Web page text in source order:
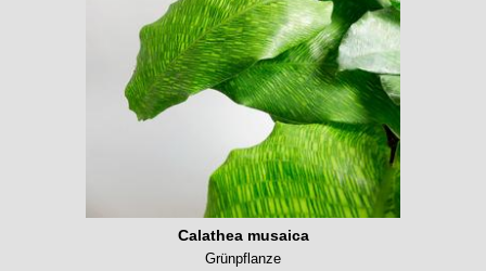
Calathea musaica
Grünpflanze